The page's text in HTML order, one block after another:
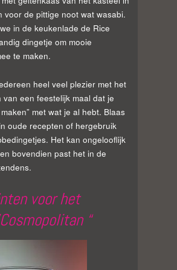
voor de pittige noot wat wasabi.
in de keukenlade de Rice
dingetje om mooie
te maken.
heel veel plezier met het
van een feestelijk maal dat je
met wat je al hebt. Blaas
oude recepten of hergebruik
Het kan ongelooflijk
bovendien past het in de
voor het
“